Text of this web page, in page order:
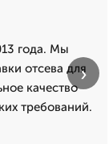
года. Мы
отсева для
качество
требований.
›